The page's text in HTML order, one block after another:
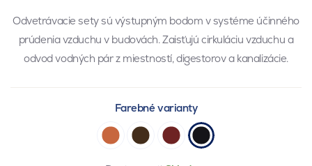
Odvetrávacie sety sú výstupným bodom v systéme účinného
prúdenia vzduchu v budovách. Zaisťujú cirkuláciu vzduchu a
odvod vodných pár z miestností, digestorov a kanalizácie.
Farebné varianty